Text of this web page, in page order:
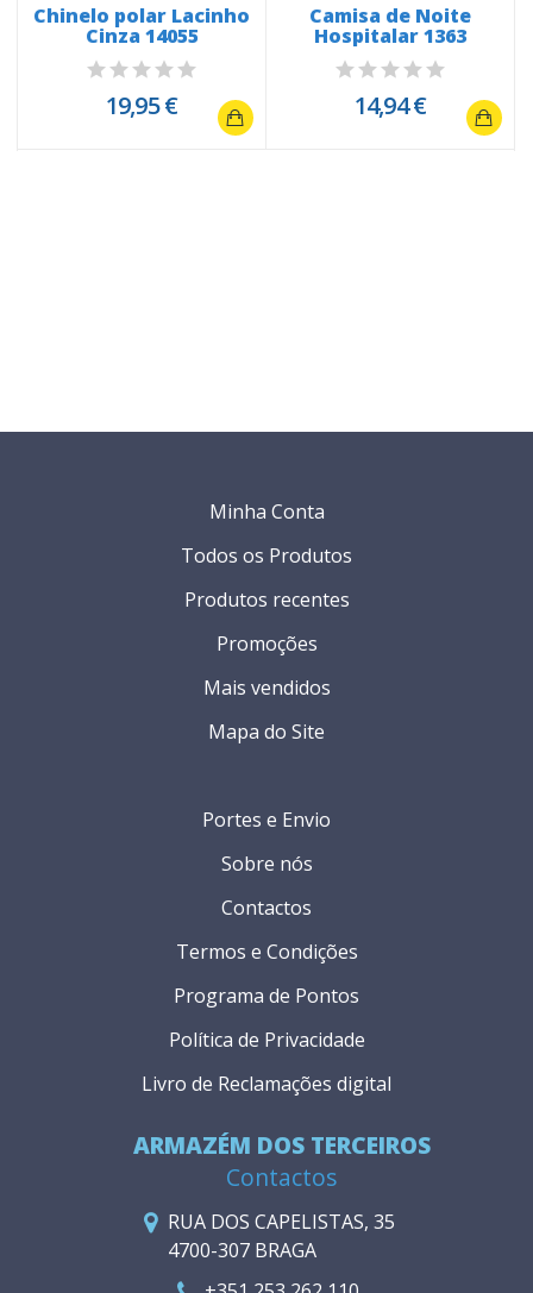
Chinelo polar Lacinho
Cinza 14055
19,95 €
Camisa de Noite
Hospitalar 1363
14,94 €
ARMAZÉM DOS TERCEIROS
Contactos
RUA DOS CAPELISTAS, 35
4700-307 BRAGA
Portes e Envio
Sobre nós
Contactos
Termos e Condições
Programa de Pontos
Política de Privacidade
Livro de Reclamações digital
Minha Conta
Todos os Produtos
Produtos recentes
Promoções
Mais vendidos
Mapa do Site